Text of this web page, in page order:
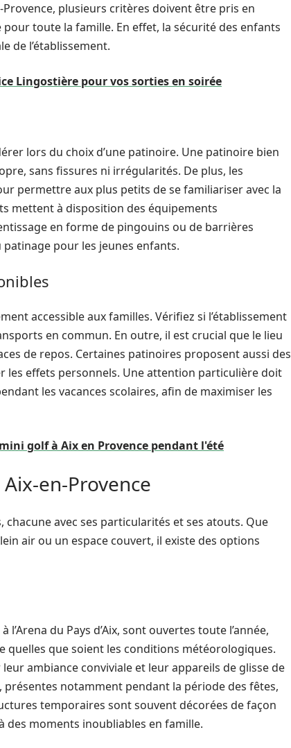
Provence, plusieurs critères doivent être pris en
toute la famille. En effet, la sécurité des enfants
de l’établissement.
Lingostière pour vos sorties en soirée
lors du choix d’une patinoire. Une patinoire bien
sans fissures ni irrégularités. De plus, les
permettre aux plus petits de se familiariser avec la
mettent à disposition des équipements
en forme de pingouins ou de barrières
pour les jeunes enfants.
accessible aux familles. Vérifiez si l’établissement
en commun. En outre, il est crucial que le lieu
de repos. Certaines patinoires proposent aussi des
les effets personnels. Une attention particulière doit
les vacances scolaires, afin de maximiser les
golf à Aix en Provence pendant l'été
en-Provence
avec ses particularités et ses atouts. Que
air ou un espace couvert, il existe des options
du Pays d’Aix, sont ouvertes toute l’année,
que soient les conditions météorologiques.
ambiance conviviale et leur appareils de glisse de
notamment pendant la période des fêtes,
temporaires sont souvent décorées de façon
des moments inoubliables en famille.